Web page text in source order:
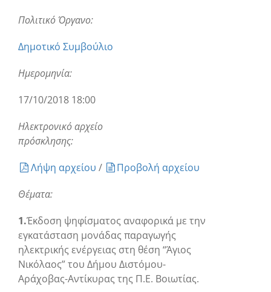
Πολιτικό Όργανο:
Δημοτικό Συμβούλιο
Ημερομηνία:
17/10/2018 18:00
Ηλεκτρονικό αρχείο
πρόσκλησης:
Λήψη αρχείου /
Προβολή αρχείου
Θέματα:
1.Έκδοση ψηφίσματος αναφορικά με την
εγκατάσταση μονάδας παραγωγής
ηλεκτρικής ενέργειας στη θέση “Άγιος
Νικόλαος” του Δήμου Διστόμου-
Αράχοβας-Αντίκυρας της Π.Ε. Βοιωτίας.